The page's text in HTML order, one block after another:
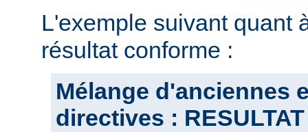
L'exemple suivant quant
résultat conforme :
Mélange d'anciennes
directives :